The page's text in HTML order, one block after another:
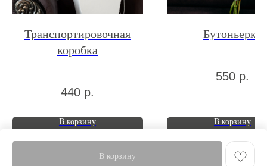
В корзину
Транспортировочная
коробка
440 р.
В корзину
Бутоньерка
550 р.
В корзину